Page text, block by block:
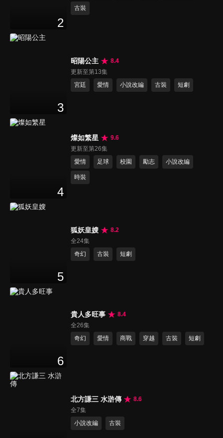
2
古裝
3
昭陽公主
8.4
更新至第13集
宮廷
愛情 小說改編 古裝 短劇
4
燦如繁星
9.6
更新至第26集
愛情
足球 校園 勵志 小說改編
時裝
5
狐妖皇嫂
8.2
全24集
奇幻
古裝 短劇
6
貴人多旺事
8.4
全26集
奇幻
愛情 商戰 穿越 古裝 短劇
北方謙三 水滸傳
8.6
全7集
小說改編
古裝